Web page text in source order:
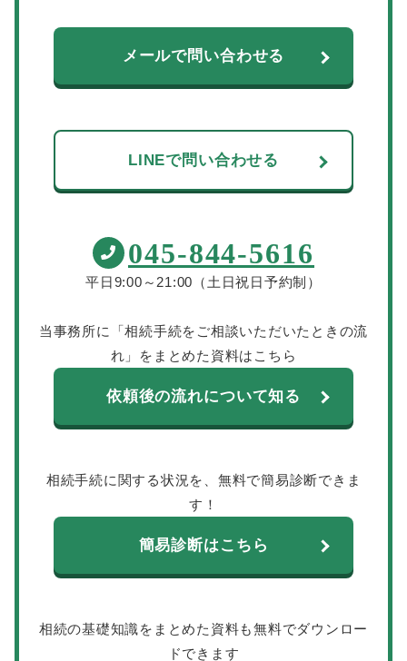
メールで問い合わせる
LINEで問い合わせる
045-844-5616
平日9:00～21:00（土日祝日予約制）
当事務所に「相続手続をご相談いただいたときの流
れ」をまとめた資料はこちら
依頼後の流れについて知る
相続手続に関する状況を、無料で簡易診断できま
す！
簡易診断はこちら
相続の基礎知識をまとめた資料も無料でダウンロー
ドできます